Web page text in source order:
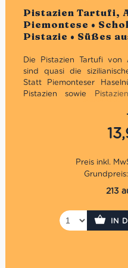
Pistazien Tartufi,
Piemontese •
Pistazie • Süßes
Die Pistazien Tartufi von
sind quasi die
Statt Piemonteser
Pistazien sowie
exzellente Tartufi.
Generation, erzählt
Form von kleinen
Herkunftsorten, die
Zungenpoesie eines
Geschmack: Pistazie,
Bewertet
mit4.83
von 5
213
IN